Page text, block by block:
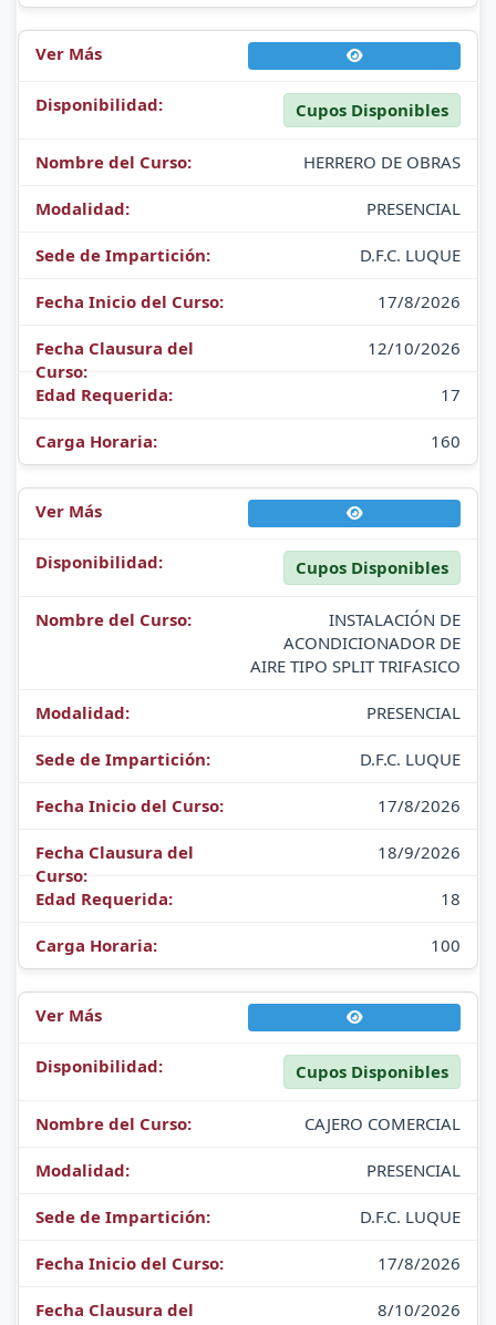
Cupos Disponibles
HERRERO DE OBRAS
PRESENCIAL
D.F.C. LUQUE
17/8/2026
12/10/2026
17
160
Cupos Disponibles
INSTALACIÓN DE
ACONDICIONADOR DE
AIRE TIPO SPLIT TRIFASICO
PRESENCIAL
D.F.C. LUQUE
17/8/2026
18/9/2026
18
100
Cupos Disponibles
CAJERO COMERCIAL
PRESENCIAL
D.F.C. LUQUE
17/8/2026
8/10/2026